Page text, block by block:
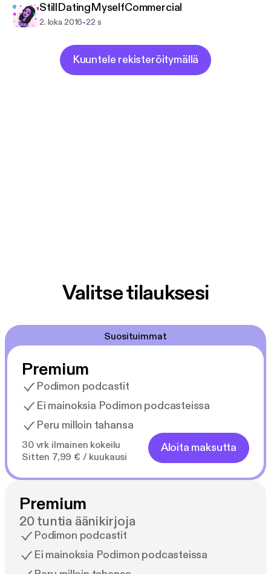
StillDatingMyselfCommercial
2. loka 2016-22 s
Kuuntele rekisteröitymällä
Valitse tilauksesi
Suosituimmat
Premium
Podimon podcastit
Ei mainoksia Podimon podcasteissa
Peru milloin tahansa
30 vrk ilmainen kokeilu
Sitten 7,99 € / kuukausi
Aloita maksutta
Premium
20 tuntia äänikirjoja
Podimon podcastit
Ei mainoksia Podimon podcasteissa